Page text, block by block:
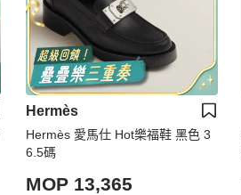
Hermès
Hermès 愛馬仕 Hot樂福鞋 黑色 3
6.5碼
MOP 13,365